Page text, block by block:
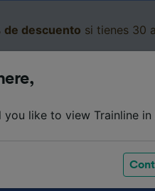
de descuento si tienes 30
you like to view Trainline in